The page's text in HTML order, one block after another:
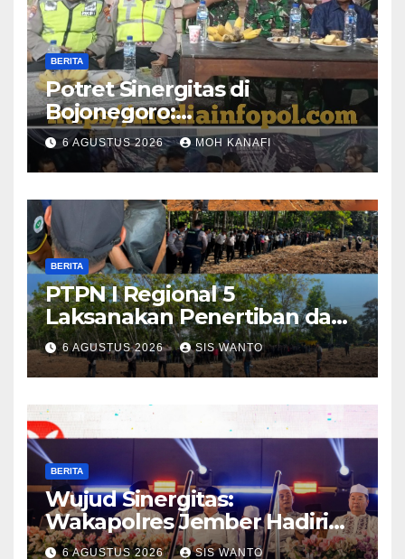
BERITA
​Potret Sinergitas di
Bojonegoro:
Bhabinkamtibmas dan
Babinsa Hadir Lecehkan
Sekat, Amankan Pesta
Warga
6 AGUSTUS 2026 MOH KANAFI
BERITA
PTPN I Regional 5
Laksanakan Penertiban dan
Pengamanan Aset
Perusahaan di Kebun
Mumbul dan Kebun
Glantangan
6 AGUSTUS 2026 SIS WANTO
BERITA
Wujud Sinergitas:
Wakapolres Jember Hadiri
Sholawat & Doa Sambut HUT
6 AGUSTUS 2026 SIS WANTO